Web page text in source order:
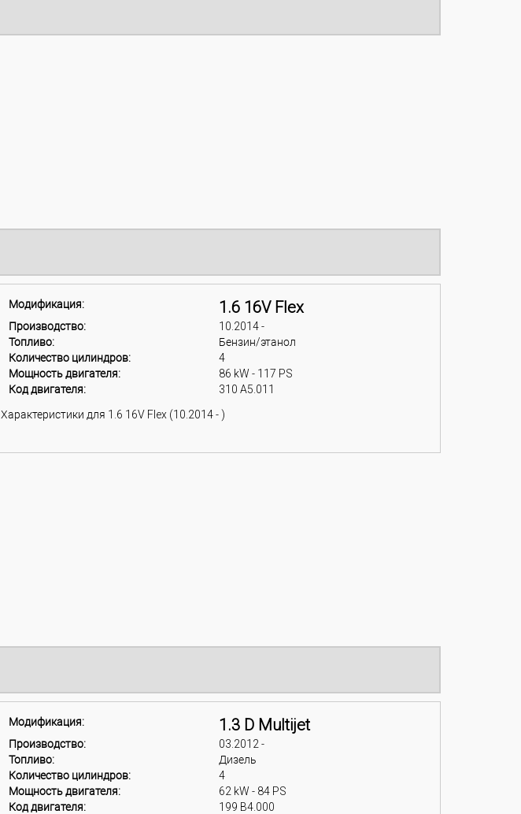
Модификация: 1.6 16V Flex
Производство:
10.2014 -
Топливо:
Бензин/этанол
Количество цилиндров:
4
Мощность двигателя:
86 kW - 117 PS
Код двигателя:
310 A5.011
Характеристики для 1.6 16V Flex (10.2014 - )
Модификация: 1.3 D Multijet
Производство:
03.2012 -
Топливо:
Дизель
Количество цилиндров:
4
Мощность двигателя:
62 kW - 84 PS
Код двигателя:
199 B4.000